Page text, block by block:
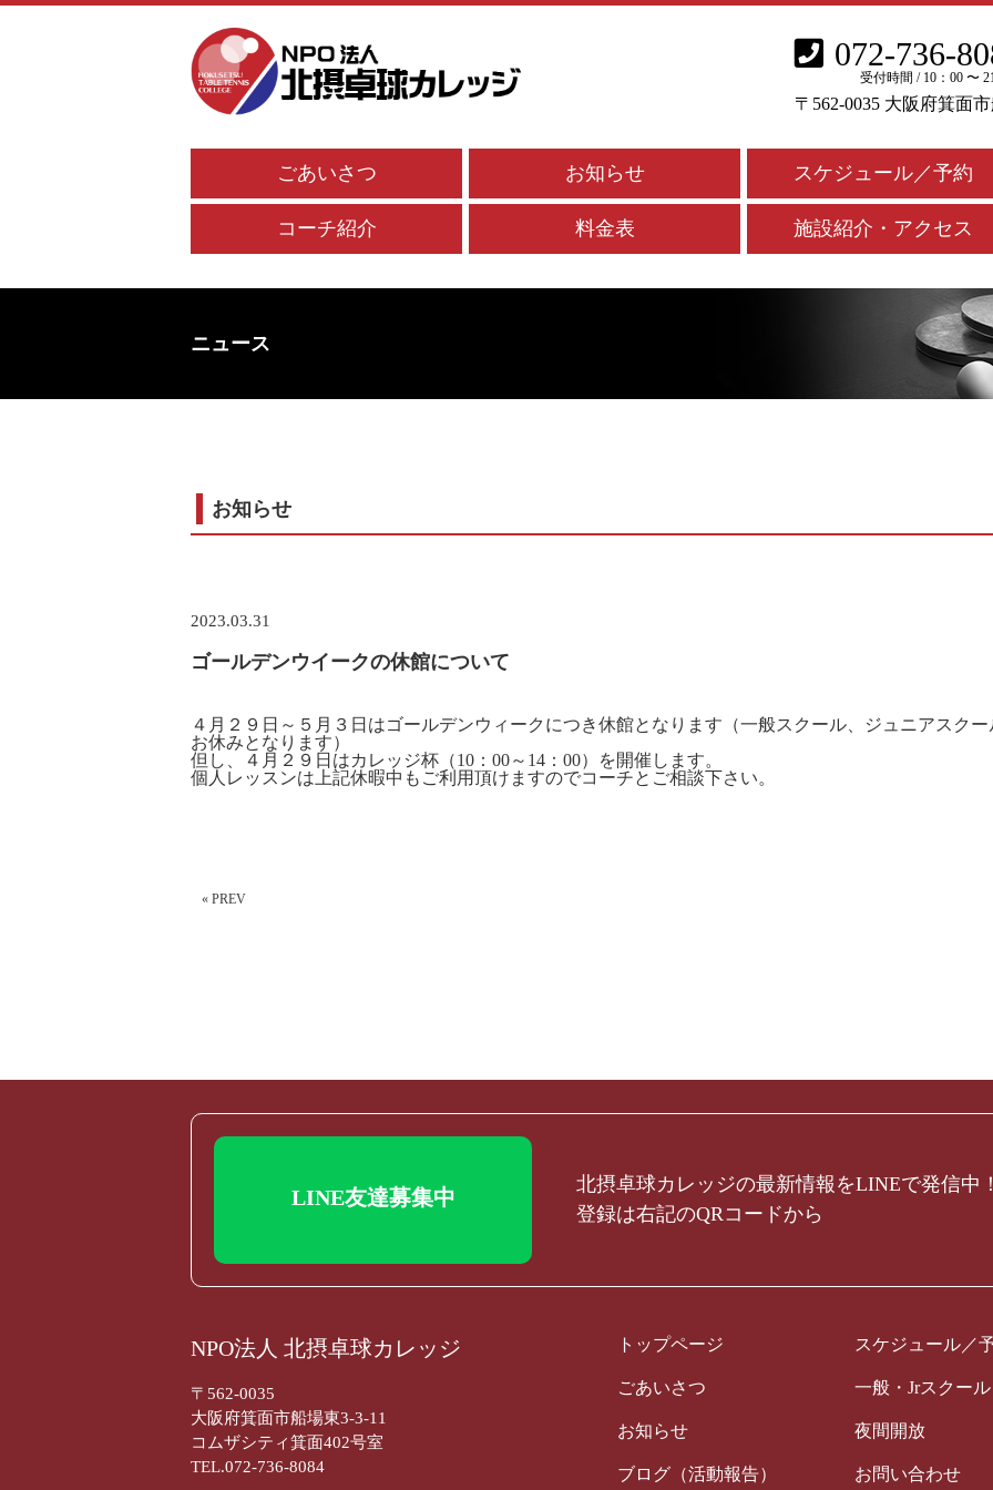
072-736-
受付時間 / 10：00 〜
〒562-0035 大阪府箕面
ごあいさつ お知らせ スケジュール／予約
コーチ紹介 料金表 施設紹介・アクセス
ニュース
お知らせ
2023.03.31
ゴールデンウイークの休館について
４月２９日～５月３日はゴールデンウィークにつき休館となります（一般スクール、ジュニアスクー
お休みとなります）
但し、４月２９日はカレッジ杯（10：00～14：00）を開催します。
個人レッスンは上記休暇中もご利用頂けますのでコーチとご相談下さい。
« PREV
LINE友達募集中
北摂卓球カレッジの最新情報をLINEで発信中！
登録は右記のQRコードから
NPO法人 北摂卓球カレッジ
〒562-0035
大阪府箕面市船場東3-3-11
コムザシティ箕面402号室
TEL.072-736-8084
トップページ
ごあいさつ
お知らせ
ブログ（活動報告）
スケジュール／
一般・Jrスクー
夜間開放
お問い合わせ